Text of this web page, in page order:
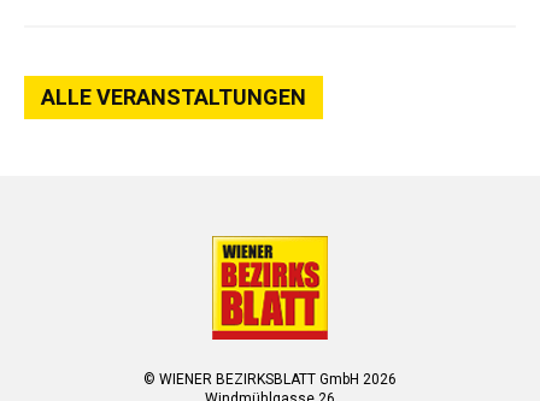
ALLE VERANSTALTUNGEN
© WIENER BEZIRKSBLATT GmbH 2026